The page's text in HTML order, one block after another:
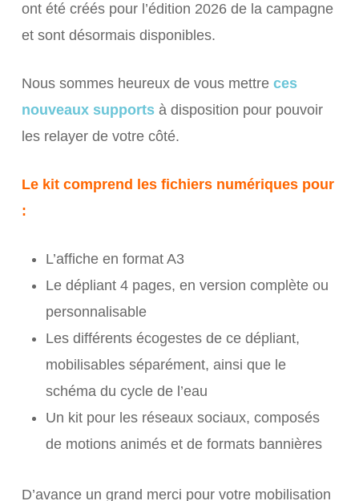
ont été créés pour l’édition 2026 de la campagne
et sont désormais disponibles.
Nous sommes heureux de vous mettre ces
nouveaux supports à disposition pour pouvoir
les relayer de votre côté.
Le kit comprend les fichiers numériques pour
:
L’affiche en format A3
Le dépliant 4 pages, en version complète ou
personnalisable
Les différents écogestes de ce dépliant,
mobilisables séparément, ainsi que le
schéma du cycle de l’eau
Un kit pour les réseaux sociaux, composés
de motions animés et de formats bannières
D’avance un grand merci pour votre mobilisation